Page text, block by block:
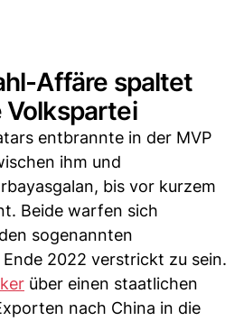
Affäre spaltet
Volkspartei
entbrannte in der MVP
ihm und
bis vor kurzem
Beide warfen sich
sogenannten
2022 verstrickt zu sein.
über einen staatlichen
nach China in die